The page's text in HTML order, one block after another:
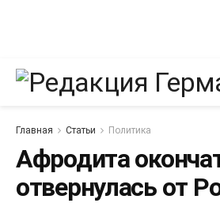
Главная Статьи Политика
Афродита
отвернулась от